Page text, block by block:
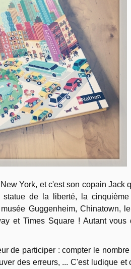
York, et c'est son copain Jack
de la liberté, la cinquième
Guggenheim, Chinatown,
et Times Square ! Autant vous
de participer : compter le nombre
des erreurs, ... C'est ludique et